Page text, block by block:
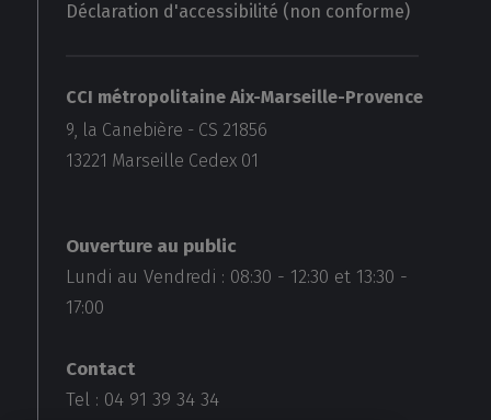
CCI métropolitaine Aix-Marseille-Provence
9, la Canebière - CS 21856
13221 Marseille Cedex 01
Ouverture au public
Lundi au Vendredi : 08:30 - 12:30 et 13:30 -
17:00
Contact
Tel : 04 91 39 34 34
Déclaration d'accessibilité (non conforme)